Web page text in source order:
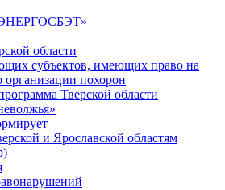
области
субъектов, имеющих право на
организации похорон
Тверской области
и Ярославской областям